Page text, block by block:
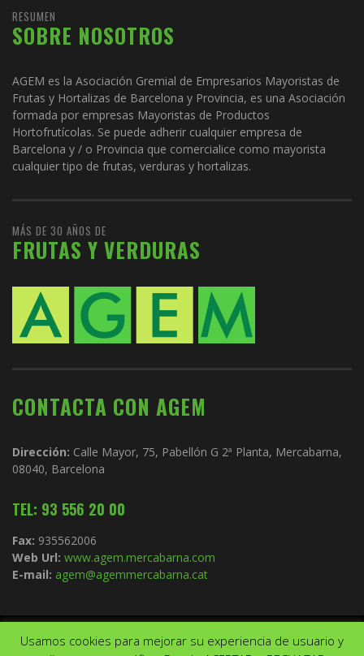
RESUMEN
SOBRE NOSOTROS
AGEM es la Asociación Gremial de Empresarios Mayoristas de
Frutas y Hortalizas de Barcelona y Provincia, es una Asociación
formada por empresas Mayoristas de Productos
Hortofrutícolas. Se puede adherir cualquier empresa de
Barcelona y / o Provincia que comercialice como mayorista
cualquier tipo de frutas, verduras y hortalizas.
MÁS DE 30 AÑOS DE
FRUTAS Y VERDURAS
CONTACTA CON AGEM
Dirección: Calle Mayor, 75, Pabellón G 2ª Planta, Mercabarna,
08040, Barcelona
TEL: 93 556 20 00
Fax: 935562006
Web Url: www.agem.mercabarna.com
E-mail: agem@agemmercabarna.cat
Copyright © 2021.AGEM. Todos los derechos reservados. Diseño de
Usamos cookies para mejorar su experiencia de usuario y